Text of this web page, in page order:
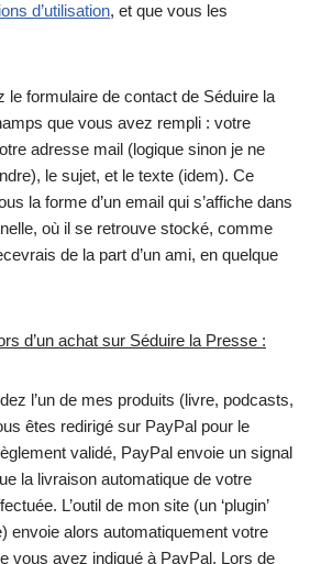
d’utilisation, et que vous les
le formulaire de contact de Séduire la
que vous avez rempli : votre
adresse mail (logique sinon je ne
le sujet, et le texte (idem). Ce
la forme d’un email qui s’affiche dans
où il se retrouve stocké, comme
de la part d’un ami, en quelque
d’un achat sur Séduire la Presse :
l’un de mes produits (livre, podcasts,
êtes redirigé sur PayPal pour le
validé, PayPal envoie un signal
la livraison automatique de votre
L’outil de mon site (un ‘plugin’
envoie alors automatiquement votre
vous avez indiqué à PayPal. Lors de